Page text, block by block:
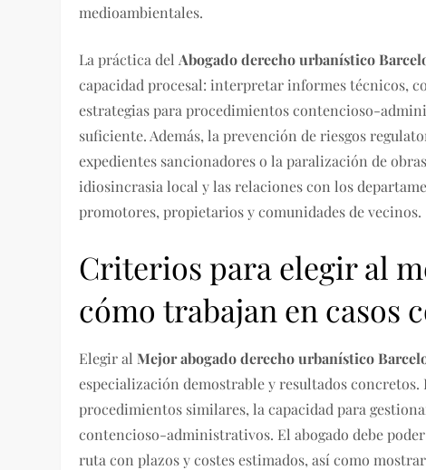
medioambientales.
La práctica del Abogado derecho urbanístico
capacidad procesal: interpretar informes técnicos,
estrategias para procedimientos contencioso-
suficiente. Además, la prevención de riesgos
expedientes sancionadores o la paralización de
idiosincrasia local y las relaciones con los
promotores, propietarios y comunidades de vecinos.
Criterios para elegir al
cómo trabajan en casos
Elegir alMejor abogado derecho urbanístico
especialización demostrable y resultados
procedimientos similares, la capacidad para
contencioso-administrativos. El abogado debe
ruta con plazos y costes estimados, así como